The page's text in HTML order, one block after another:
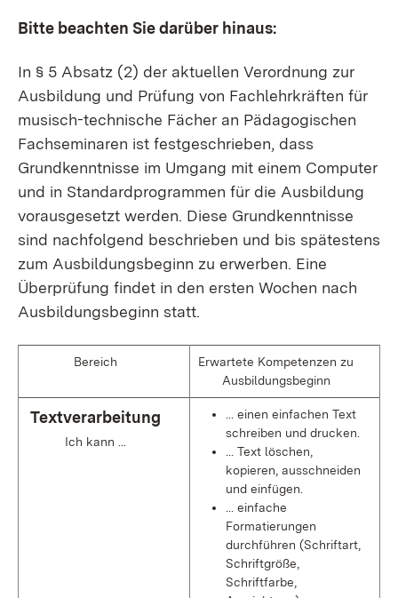
Bitte beachten Sie darüber hinaus:
In § 5 Absatz (2) der aktuellen Verordnung zur
Ausbildung und Prüfung von Fachlehrkräften für
musisch-technische Fächer an Pädagogischen
Fachseminaren ist festgeschrieben, dass
Grundkenntnisse im Umgang mit einem Computer
und in Standardprogrammen für die Ausbildung
vorausgesetzt werden. Diese Grundkenntnisse
sind nachfolgend beschrieben und bis spätestens
zum Ausbildungsbeginn zu erwerben. Eine
Überprüfung findet in den ersten Wochen nach
Ausbildungsbeginn statt.
Bereich
Erwartete Kompetenzen zu
Ausbildungsbeginn
Textverarbeitung
Ich kann ...
... einen einfachen Text
schreiben und drucken.
... Text löschen,
kopieren, ausschneiden
und einfügen.
... einfache
Formatierungen
durchführen (Schriftart,
Schriftgröße,
Schriftfarbe,